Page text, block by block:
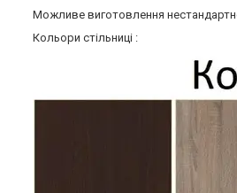
Можливе виготовлення
Кольори стільниці :